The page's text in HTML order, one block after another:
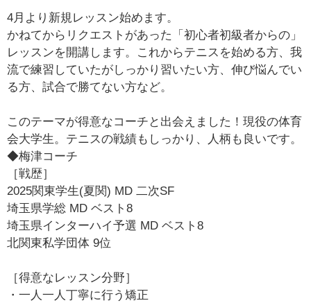
4月より新規レッスン始めます。
かねてからリクエストがあった「初心者初級者からの」
レッスンを開講します。これからテニスを始める方、我
流で練習していたがしっかり習いたい方、伸び悩んでい
る方、試合で勝てない方など。
このテーマが得意なコーチと出会えました！現役の体育
会大学生。テニスの戦績もしっかり、人柄も良いです。
◆梅津コーチ
［戦歴］
2025関東学生(夏関) MD 二次SF
埼玉県学総 MD ベスト8
埼玉県インターハイ予選 MD ベスト8
北関東私学団体 9位
［得意なレッスン分野］
・一人一人丁寧に行う矯正